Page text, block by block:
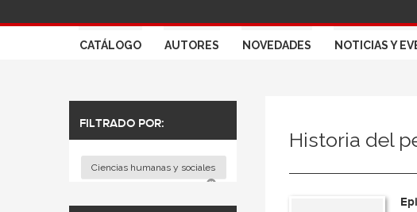
CATÁLOGO AUTORES NOVEDADES NOTICIAS Y
FILTRADO POR:
Ciencias humanas y sociales
Historia del